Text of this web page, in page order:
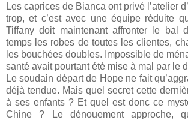
Les caprices de Bianca ont privé l’atelier
trop, et c’est avec une équipe réduite
Tiffany doit maintenant affronter le bal
temps les robes de toutes les clientes,
les bouchées doubles. Impossible de
santé avait pourtant été mise à mal par le
Le soudain départ de Hope ne fait
déjà tendue. Mais quel secret cette
à ses enfants ? Et quel est donc ce
Chine ? Le dénouement approche,